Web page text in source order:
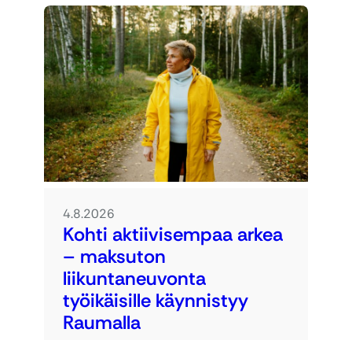
4.8.2026
Kohti aktiivisempaa arkea
– maksuton
liikuntaneuvonta
työikäisille käynnistyy
Raumalla